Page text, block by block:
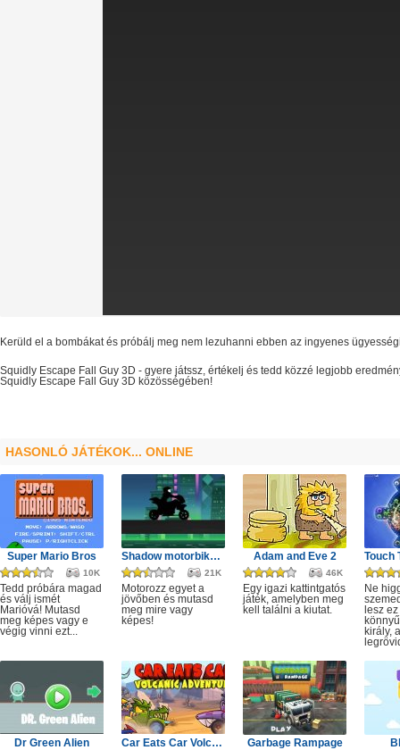
Kerüld el a bombákat és próbálj meg nem lezuhanni ebben az ingyenes
Squidly Escape Fall Guy 3D - gyere játssz, értékelj és tedd közzé legjobb
Squidly Escape Fall Guy 3D közösségében!
HASONLÓ JÁTÉKOK... ONLINE
Super Mario Bros
10K
Tedd próbára magad
és válj ismét
Marióvá! Mutasd
meg képes vagy e
végig vinni ezt...
Shadow motorbike rider game
21K
Motorozz egyet a
jövőben és mutasd
meg mire vagy
képes!
Adam and Eve 2
46K
Egy igazi kattintgatós
játék, amelyben meg
kell találni a kiutat.
Ne
lesz
király,
Dr Green Alien Car Eats Car Volcanic Adventure Garbage Rampage